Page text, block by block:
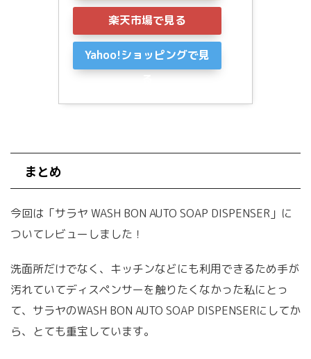
楽天市場で見る
Yahoo!ショッピングで見
まとめ
今回は「サラヤ WASH BON AUTO SOAP DISPENSER」に
ついてレビューしました！
洗面所だけでなく、キッチンなどにも利用できるため手が
汚れていてディスペンサーを触りたくなかった私にとっ
て、サラヤのWASH BON AUTO SOAP DISPENSERにしてか
ら、とても重宝しています。